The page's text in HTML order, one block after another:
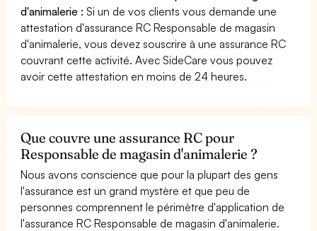
d'animalerie : Si un de vos clients vous demande une
attestation d'assurance RC Responsable de magasin
d'animalerie, vous devez souscrire à une assurance RC
couvrant cette activité. Avec SideCare vous pouvez
avoir cette attestation en moins de 24 heures.
Que couvre une assurance RC pour
Responsable de magasin d'animalerie ?
Nous avons conscience que pour la plupart des gens
l'assurance est un grand mystère et que peu de
personnes comprennent le périmètre d'application de
l'assurance RC Responsable de magasin d'animalerie.